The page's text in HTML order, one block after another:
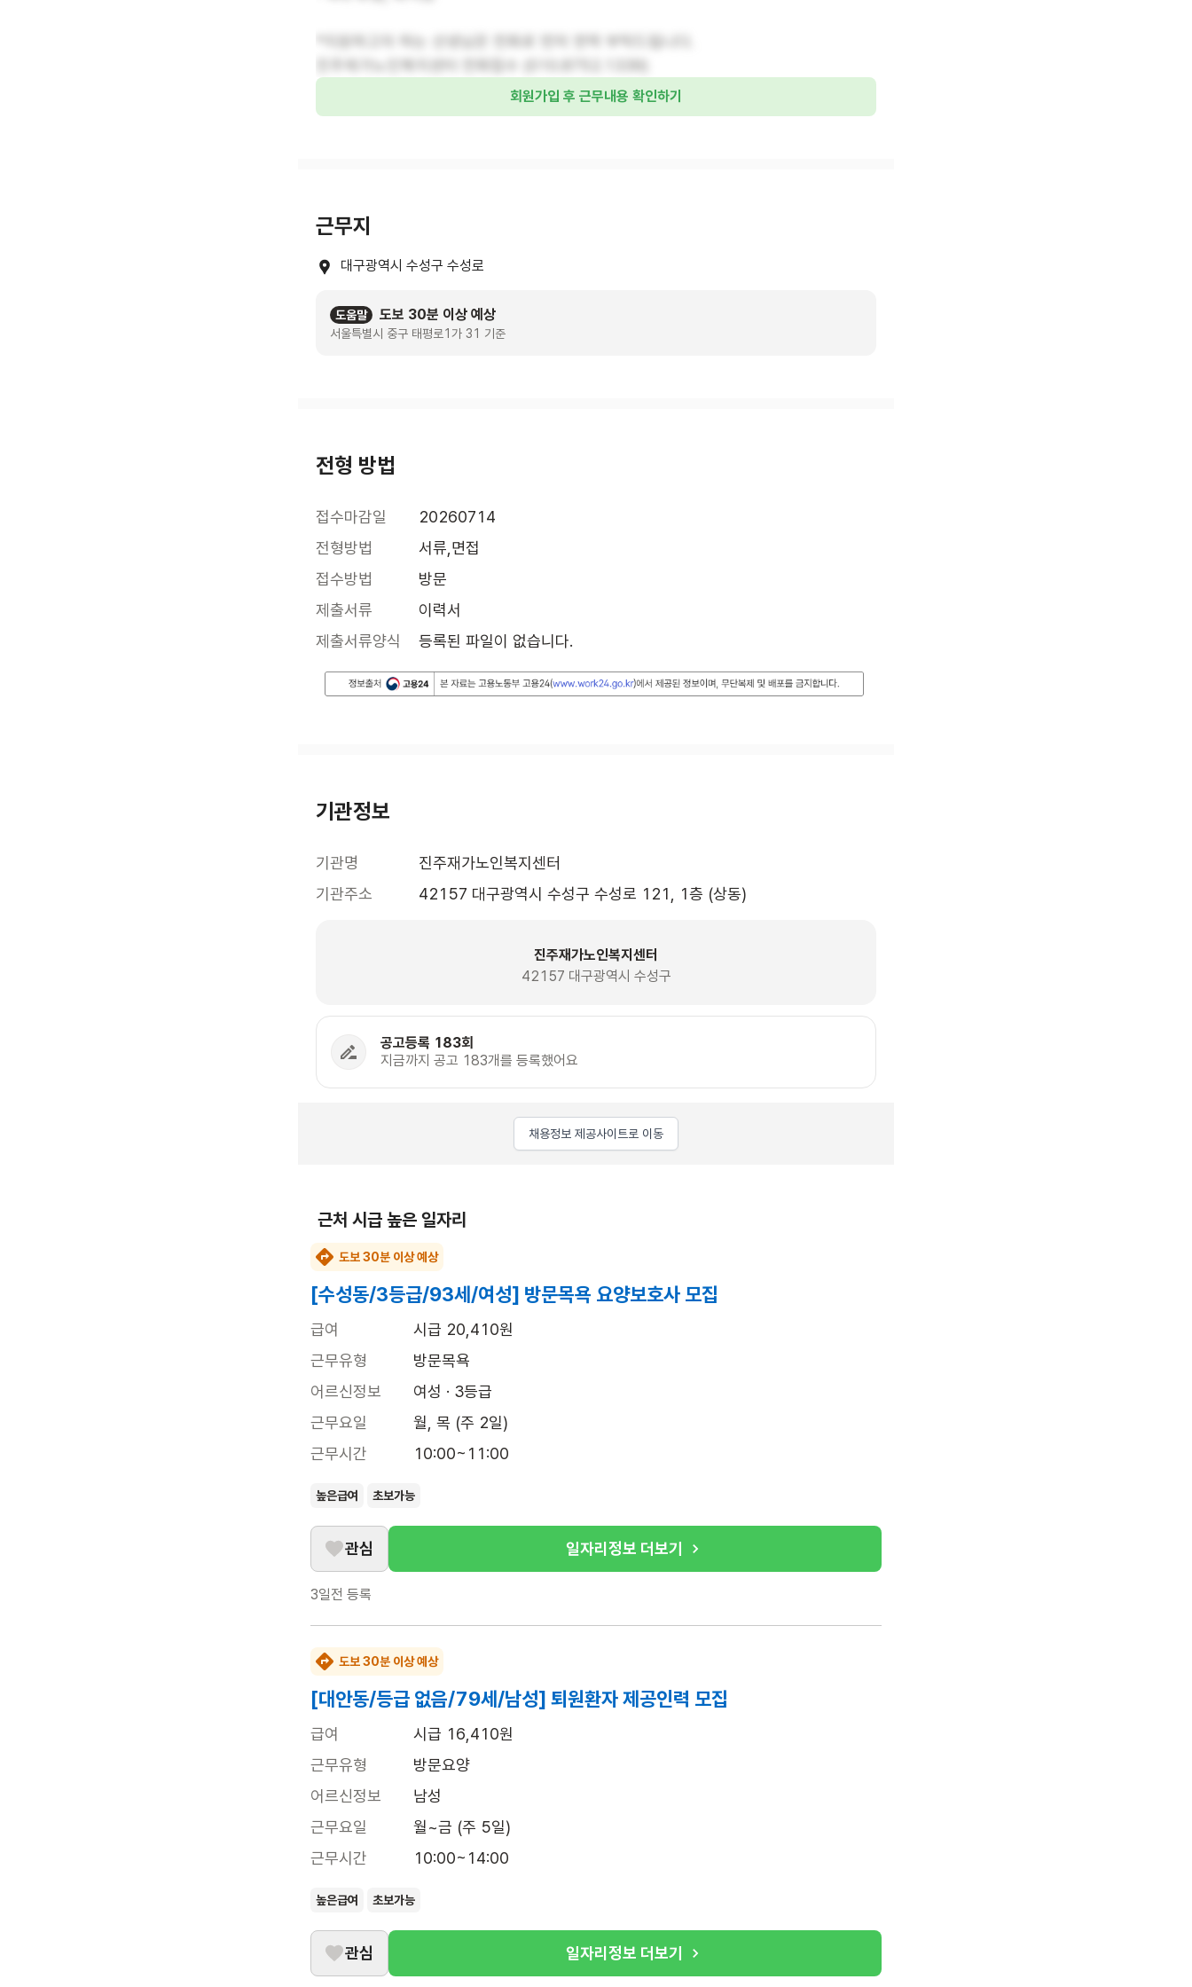
회원가입 후 근무내용 확인하기
근무지
대구광역시 수성구 수성로
도움말 도보 30분 이상 예상
서울특별시 중구 태평로1가 31 기준
전형 방법
접수마감일
20260714
전형방법
서류,면접
접수방법
방문
제출서류
이력서
제출서류양식
등록된 파일이 없습니다.
기관정보
기관명
진주재가노인복지센터
기관주소
42157 대구광역시 수성구 수성로 121, 1층 (상동)
진주재가노인복지센터
42157 대구광역시 수성구
공고등록 183회
지금까지 공고 183개를 등록했어요
채용정보 제공사이트로 이동
근처 시급 높은 일자리
도보 30분 이상 예상
[수성동/3등급/93세/여성] 방문목욕 요양보호사 모집
급여
시급 20,410원
근무유형
방문목욕
어르신정보
여성 · 3등급
근무요일
월, 목 (주 2일)
근무시간
10:00~11:00
높은급여 초보가능
관심 일자리정보 더보기
3일전 등록
도보 30분 이상 예상
[대안동/등급 없음/79세/남성] 퇴원환자 제공인력 모집
급여
시급 16,410원
근무유형
방문요양
어르신정보
남성
근무요일
월~금 (주 5일)
근무시간
10:00~14:00
높은급여 초보가능
관심 일자리정보 더보기